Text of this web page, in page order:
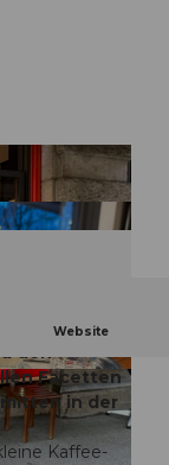
BY-NC-ND
Website
den
Facetten
in der
Kaffee-